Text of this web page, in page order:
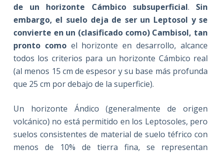
de un horizonte Cámbico subsuperficial. Sin
embargo, el suelo deja de ser un Leptosol y se
convierte en un (clasificado como) Cambisol, tan
pronto comoel horizonte en desarrollo, alcance
todos los criterios para un horizonte Cámbico real
(al menos 15 cm de espesor y su base más profunda
que 25 cm por debajo de la superficie).
Un horizonte Ándico (generalmente de origen
volcánico) no está permitido en los Leptosoles, pero
suelos consistentes de material de suelo téfrico con
menos de 10% de tierra fina, se representan